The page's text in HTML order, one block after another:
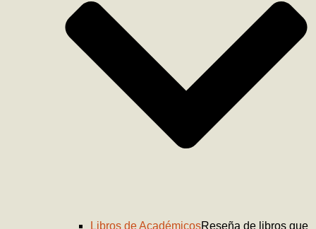
Libros de AcadémicosReseña de libros que